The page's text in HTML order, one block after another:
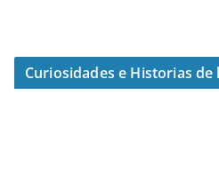
Curiosidades e Historias de